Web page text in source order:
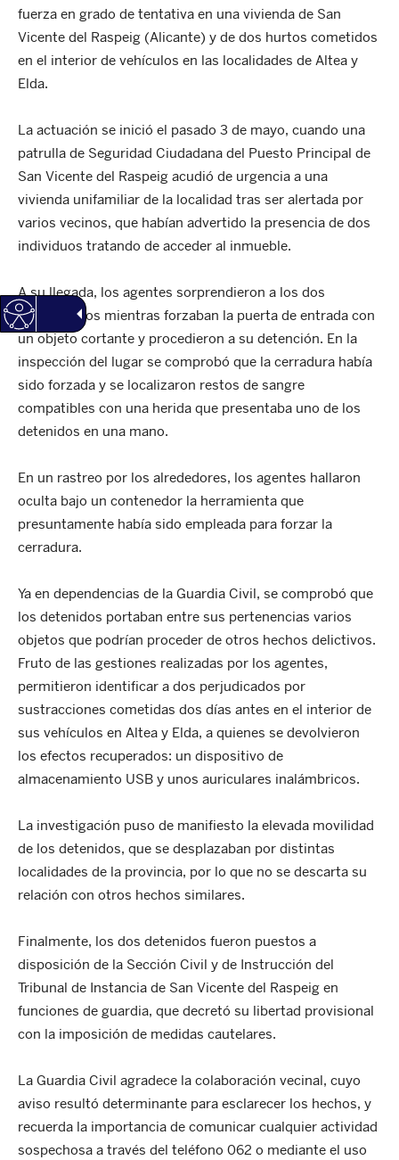
fuerza en grado de tentativa en una vivienda de San
Vicente del Raspeig (Alicante) y de dos hurtos cometidos
en el interior de vehículos en las localidades de Altea y
Elda.
La actuación se inició el pasado 3 de mayo, cuando una
patrulla de Seguridad Ciudadana del Puesto Principal de
San Vicente del Raspeig acudió de urgencia a una
vivienda unifamiliar de la localidad tras ser alertada por
varios vecinos, que habían advertido la presencia de dos
individuos tratando de acceder al inmueble.
A su llegada, los agentes sorprendieron a los dos
sospechosos mientras forzaban la puerta de entrada con
un objeto cortante y procedieron a su detención. En la
inspección del lugar se comprobó que la cerradura había
sido forzada y se localizaron restos de sangre
compatibles con una herida que presentaba uno de los
detenidos en una mano.
En un rastreo por los alrededores, los agentes hallaron
oculta bajo un contenedor la herramienta que
presuntamente había sido empleada para forzar la
cerradura.
Ya en dependencias de la Guardia Civil, se comprobó que
los detenidos portaban entre sus pertenencias varios
objetos que podrían proceder de otros hechos delictivos.
Fruto de las gestiones realizadas por los agentes,
permitieron identificar a dos perjudicados por
sustracciones cometidas dos días antes en el interior de
sus vehículos en Altea y Elda, a quienes se devolvieron
los efectos recuperados: un dispositivo de
almacenamiento USB y unos auriculares inalámbricos.
La investigación puso de manifiesto la elevada movilidad
de los detenidos, que se desplazaban por distintas
localidades de la provincia, por lo que no se descarta su
relación con otros hechos similares.
Finalmente, los dos detenidos fueron puestos a
disposición de la Sección Civil y de Instrucción del
Tribunal de Instancia de San Vicente del Raspeig en
funciones de guardia, que decretó su libertad provisional
con la imposición de medidas cautelares.
La Guardia Civil agradece la colaboración vecinal, cuyo
aviso resultó determinante para esclarecer los hechos, y
recuerda la importancia de comunicar cualquier actividad
sospechosa a través del teléfono 062 o mediante el uso